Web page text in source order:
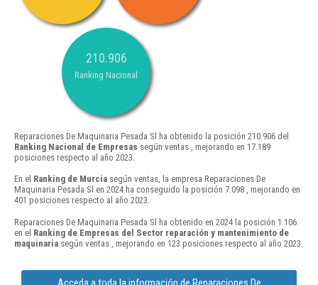
210.906
Ranking Nacional
Reparaciones De Maquinaria Pesada Sl ha obtenido la posición 210.906 del
Ranking Nacional de Empresas según ventas , mejorando en 17.189
posiciones respecto al año 2023.
En el Ranking de Murcia según ventas, la empresa Reparaciones De
Maquinaria Pesada Sl en 2024 ha conseguido la posición 7.098 , mejorando en
401 posiciones respecto al año 2023.
Reparaciones De Maquinaria Pesada Sl ha obtenido en 2024 la posición 1.106
en el Ranking de Empresas del Sector reparación y mantenimiento de
maquinaria según ventas , mejorando en 123 posiciones respecto al año 2023.